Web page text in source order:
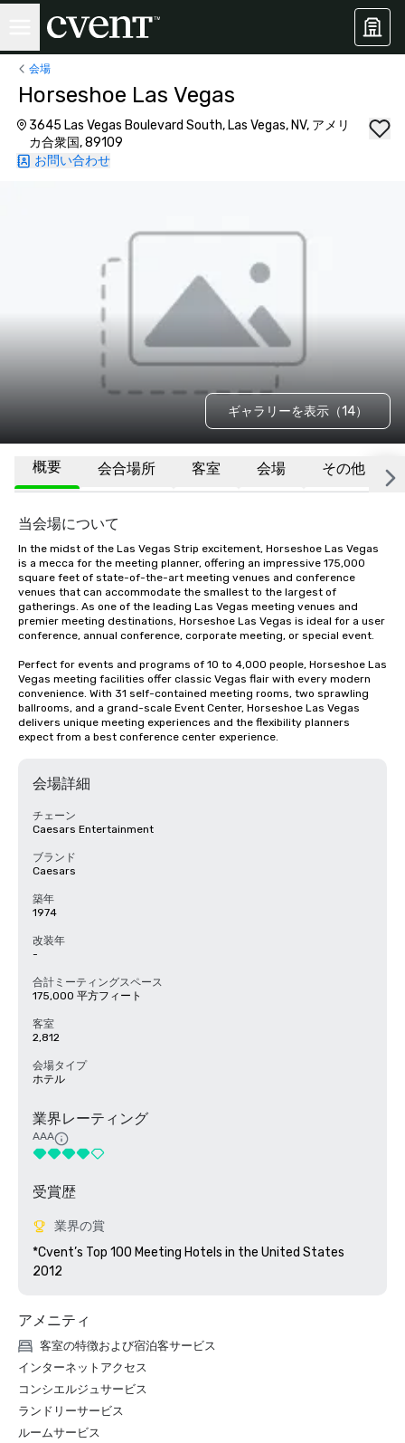
会場
Horseshoe Las Vegas
3645 Las Vegas Boulevard South, Las Vegas, NV, アメリ
カ合衆国, 89109
お問い合わせ
ギャラリーを表示（14）
概要 会合場所 客室 会場 その他
当会場について
In the midst of the Las Vegas Strip excitement, Horseshoe Las Vegas
is a mecca for the meeting planner, offering an impressive 175,000
square feet of state-of-the-art meeting venues and conference
venues that can accommodate the smallest to the largest of
gatherings. As one of the leading Las Vegas meeting venues and
premier meeting destinations, Horseshoe Las Vegas is ideal for a user
conference, annual conference, corporate meeting, or special event.
Perfect for events and programs of 10 to 4,000 people, Horseshoe Las
Vegas meeting facilities offer classic Vegas flair with every modern
convenience. With 31 self-contained meeting rooms, two sprawling
ballrooms, and a grand-scale Event Center, Horseshoe Las Vegas
delivers unique meeting experiences and the flexibility planners
expect from a best conference center experience.
会場詳細
チェーン
Caesars Entertainment
ブランド
Caesars
築年
1974
改装年
-
合計ミーティングスペース
175,000 平方フィート
客室
2,812
会場タイプ
ホテル
業界レーティング
AAA
受賞歴
業界の賞
*Cvent’s Top 100 Meeting Hotels in the United States
2012
アメニティ
客室の特徴および宿泊客サービス
インターネットアクセス
コンシエルジュサービス
ランドリーサービス
ルームサービス